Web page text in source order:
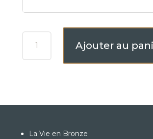
Ajouter au
La Vie en Bronze